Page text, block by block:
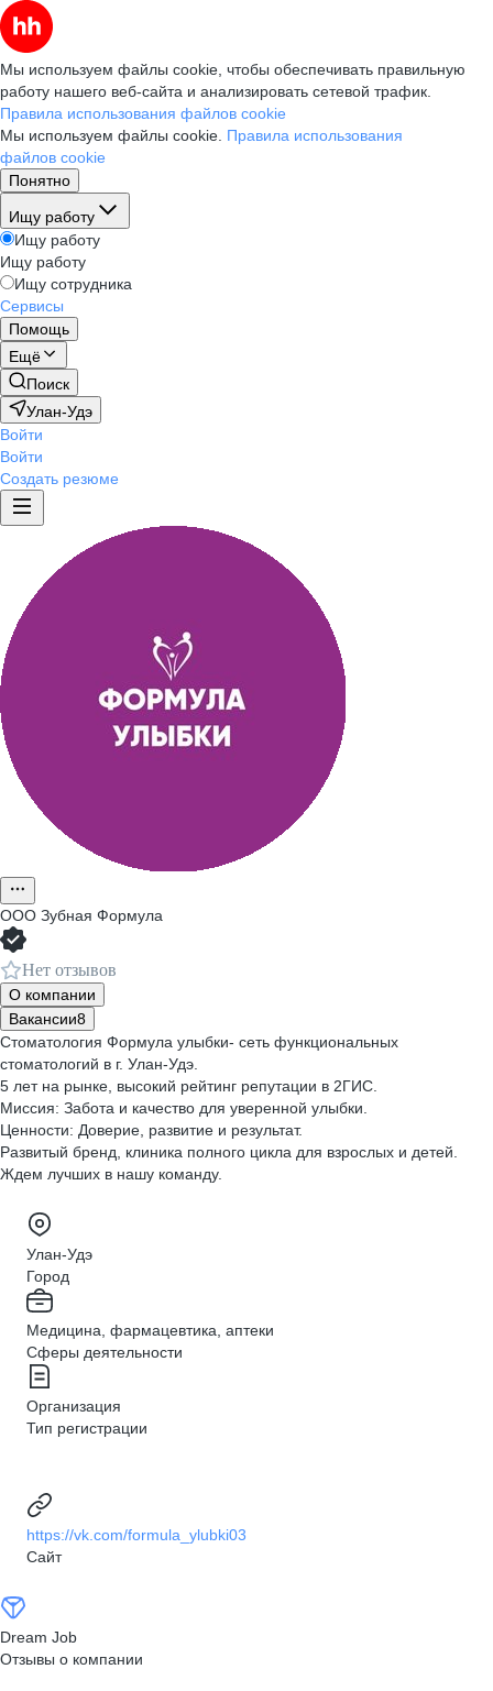
Мы используем файлы cookie, чтобы обеспечивать правильную
работу нашего веб-сайта и анализировать сетевой трафик.
Правила использования файлов cookie
Мы используем файлы cookie. Правила использования
файлов cookie
Понятно
Ищу работу
Ищу работу
Ищу работу
Ищу сотрудника
Сервисы
Помощь
Ещё
Поиск
Улан-Удэ
Войти
Войти
Создать резюме
ООО Зубная Формула
Нет отзывов
О компании
Вакансии8
Стоматология Формула улыбки- сеть функциональных
стоматологий в г. Улан-Удэ.
5 лет на рынке, высокий рейтинг репутации в 2ГИС.
Миссия: Забота и качество для уверенной улыбки.
Ценности: Доверие, развитие и результат.
Развитый бренд, клиника полного цикла для взрослых и детей.
Ждем лучших в нашу команду.
Улан-Удэ
Город
Медицина, фармацевтика, аптеки
Сферы деятельности
Организация
Тип регистрации
https://vk.com/formula_ylubki03
Сайт
Dream Job
Отзывы о компании